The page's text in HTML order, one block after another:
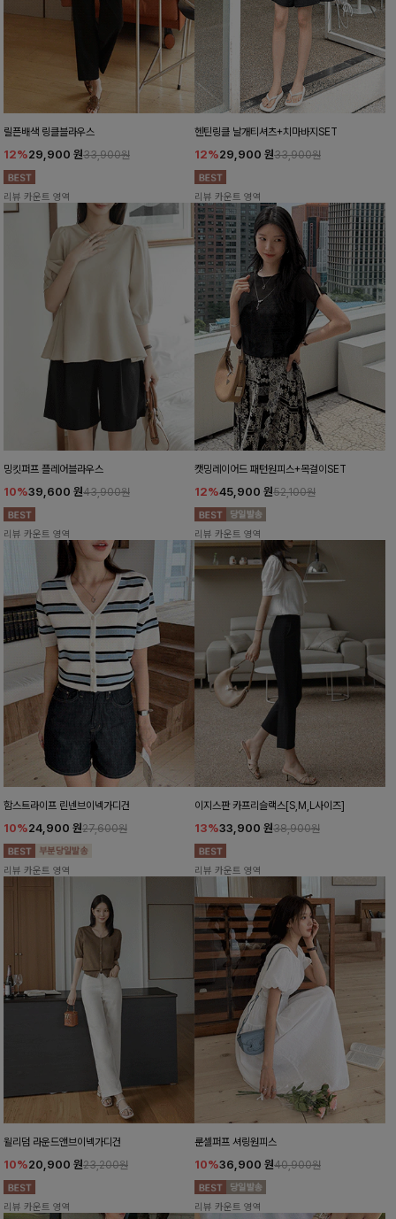
릴픈배색 링클블라우스
12%29,900 원33,900원
리뷰 카운트 영역
헨틴링클 날개티셔츠+치마바지SET
12%29,900 원33,900원
리뷰 카운트 영역
밍킷퍼프 플레어블라우스
10%39,600 원43,900원
리뷰 카운트 영역
캣밍레이어드 패턴원피스+목걸이SET
12%45,900 원52,100원
리뷰 카운트 영역
함스트라이프 린넨브이넥가디건
10%24,900 원27,600원
리뷰 카운트 영역
이지스판 카프리슬랙스[S,M,L사이즈]
13%33,900 원38,900원
리뷰 카운트 영역
윌리덤 라운드앤브이넥가디건
10%20,900 원23,200원
리뷰 카운트 영역
룬셀퍼프 셔링원피스
10%36,900 원40,900원
리뷰 카운트 영역